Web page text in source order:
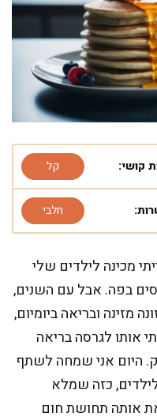
קושי: קל
חלבי
מכינה לילדים שלי
בפה. אבל עם השנים,
מזינה ובריאה ביומיום,
אותו לגרסה בריאה
היום אני שמחה לשתף
כזה שמלא
אותה תחושת חום